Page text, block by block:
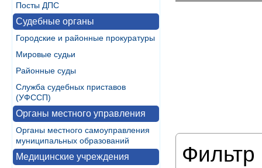
Посты ДПС
Судебные органы
Городские и районные прокуратуры
Мировые судьи
Районные суды
Служба судебных приставов
(УФССП)
Органы местного управления
Органы местного самоуправления
муниципальных образований
Медицинские учреждения Фильтр